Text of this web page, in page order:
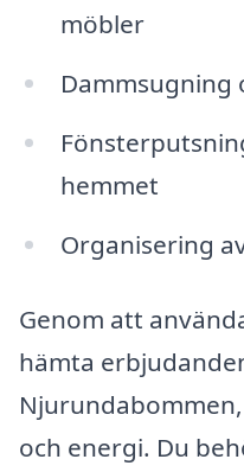
möbler
Dammsugning
hemmet
Organisering
Genom att
hämta
och energi. Du